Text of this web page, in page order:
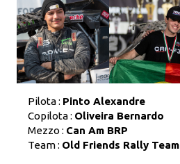
Pilota : Pinto Alexandre
Copilota : Oliveira Bernardo
Mezzo : Can Am BRP
Team : Old Friends Rally Team